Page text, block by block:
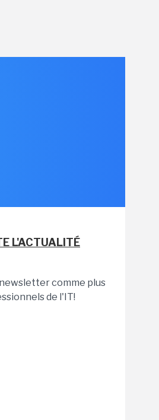
L'ACTUALITÉ
comme plus
de l'IT!